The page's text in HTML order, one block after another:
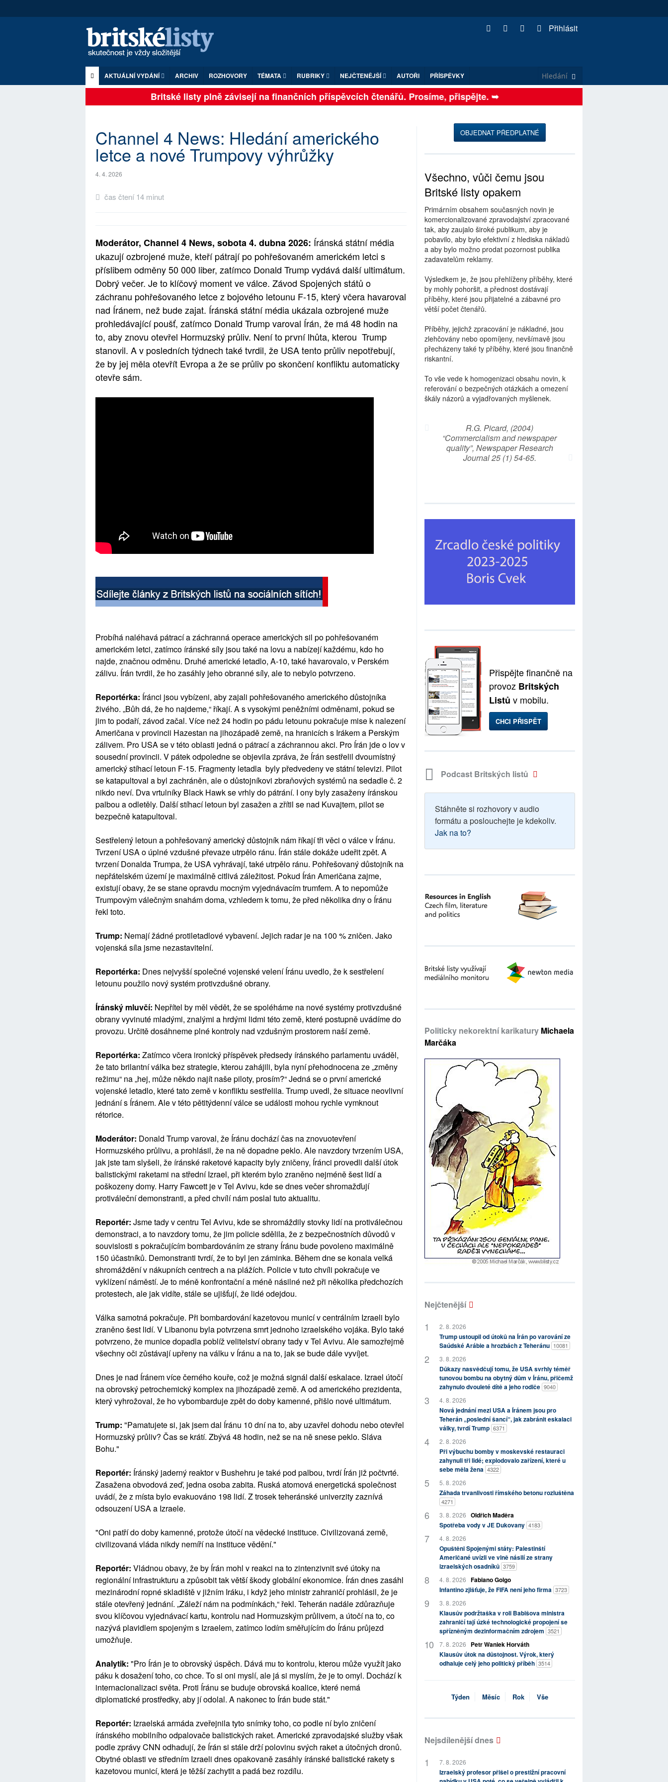
Přihlásit
AKTUÁLNÍ VYDÁNÍ ARCHIV ROZHOVORY TÉMATA RUBRIKY NEJČTENĚJŠÍ AUTOŘI PŘÍSPĚVKY
Britské listy plně závisejí na finančních příspěvcích čtenářů. Prosíme, přispějte. ➥
Channel 4 News: Hledání amerického
letce a nové Trumpovy výhrůžky
4. 4. 2026
čas čtení 14 minut
Moderátor, Channel 4 News, sobota 4. dubna 2026: Íránská státní média
ukazují ozbrojené muže, kteří pátrají po pohřešovaném americkém letci s
příslibem odměny 50 000 liber, zatímco Donald Trump vydává další ultimátum.
Dobrý večer. Je to klíčový moment ve válce. Závod Spojených států o
záchranu pohřešovaného letce z bojového letounu F-15, který včera havaroval
nad Íránem, než bude zajat. Íránská státní média ukázala ozbrojené muže
prohledávající poušť, zatímco Donald Trump varoval Írán, že má 48 hodin na
to, aby znovu otevřel Hormuzský průliv. Není to první lhůta, kterou Trump
stanovil. A v posledních týdnech také tvrdil, že USA tento průliv nepotřebují,
že by jej měla otevřít Evropa a že se průliv po skončení konfliktu automaticky
otevře sám.
Probíhá naléhavá pátrací a záchranná operace amerických sil po pohřešovaném
americkém letci, zatímco íránské síly jsou také na lovu a nabízejí každému, kdo ho
najde, značnou odměnu. Druhé americké letadlo, A-10, také havarovalo, v Perském
zálivu. Írán tvrdil, že ho zasáhly jeho obranné síly, ale to nebylo potvrzeno.
Reportérka: Íránci jsou vybízeni, aby zajali pohřešovaného amerického důstojníka
živého. „Bůh dá, že ho najdeme,“ říkají. A s vysokými peněžními odměnami, pokud se
jim to podaří, závod začal. Více než 24 hodin po pádu letounu pokračuje mise k nalezení
Američana v provincii Hazestan na jihozápadě země, na hranicích s Irákem a Perským
zálivem. Pro USA se v této oblasti jedná o pátrací a záchrannou akci. Pro Írán jde o lov v
sousední provincii. V pátek odpoledne se objevila zpráva, že Írán sestřelil dvoumístný
americký stíhací letoun F-15. Fragmenty letadla byly předvedeny ve státní televizi. Pilot
se katapultoval a byl zachráněn, ale o důstojníkovi zbraňových systémů na sedadle č. 2
nikdo neví. Dva vrtulníky Black Hawk se vrhly do pátrání. I ony byly zasaženy íránskou
palbou a odletěly. Další stíhací letoun byl zasažen a zřítil se nad Kuvajtem, pilot se
bezpečně katapultoval.
Sestřelený letoun a pohřešovaný americký důstojník nám říkají tři věci o válce v Íránu.
Tvrzení USA o úplné vzdušné převaze utrpělo ránu. Írán stále dokáže udeřit zpět. A
tvrzení Donalda Trumpa, že USA vyhrávají, také utrpělo ránu. Pohřešovaný důstojník na
nepřátelském území je maximálně citlivá záležitost. Pokud Írán Američana zajme,
existují obavy, že se stane opravdu mocným vyjednávacím trumfem. A to nepomůže
Trumpovým válečným snahám doma, vzhledem k tomu, že před několika dny o Íránu
řekl toto.
Trump: Nemají žádné protiletadlové vybavení. Jejich radar je na 100 % zničen. Jako
vojenská síla jsme nezastavitelní.
Reportérka: Dnes nejvyšší společné vojenské velení Íránu uvedlo, že k sestřelení
letounu použilo nový systém protivzdušné obrany.
Íránský mluvčí: Nepřítel by měl vědět, že se spoléháme na nové systémy protivzdušné
obrany vyvinuté mladými, znalými a hrdými lidmi této země, které postupně uvádíme do
provozu. Určitě dosáhneme plné kontroly nad vzdušným prostorem naší země.
Reportérka: Zatímco včera ironický příspěvek předsedy íránského parlamentu uváděl,
že tato brilantní válka bez strategie, kterou zahájili, byla nyní přehodnocena ze „změny
režimu“ na „hej, může někdo najít naše piloty, prosím?“ Jedná se o první americké
vojenské letadlo, které tato země v konfliktu sestřelila. Trump uvedl, že situace neovlivní
jednání s Íránem. Ale v této pětitýdenní válce se události mohou rychle vymknout
rétorice.
Moderátor: Donald Trump varoval, že Íránu dochází čas na znovuotevření
Hormuzského průlivu, a prohlásil, že na ně dopadne peklo. Ale navzdory tvrzením USA,
jak jste tam slyšeli, že íránské raketové kapacity byly zničeny, Íránci provedli další útok
balistickými raketami na střední Izrael, při kterém bylo zraněno nejméně šest lidí a
poškozeny domy. Harry Fawcett je v Tel Avivu, kde se dnes večer shromažďují
protiváleční demonstranti, a před chvílí nám poslal tuto aktualitu.
Reportér: Jsme tady v centru Tel Avivu, kde se shromáždily stovky lidí na protiválečnou
demonstraci, a to navzdory tomu, že jim policie sdělila, že z bezpečnostních důvodů v
souvislosti s pokračujícím bombardováním ze strany Íránu bude povoleno maximálně
150 účastníků. Demonstranti tvrdí, že to byl jen záminka. Během dne se konala velká
shromáždění v nákupních centrech a na plážích. Policie v tuto chvíli pokračuje ve
vyklízení náměstí. Je to méně konfrontační a méně násilné než při několika předchozích
protestech, ale jak vidíte, stále se ujišťují, že lidé odejdou.
Válka samotná pokračuje. Při bombardování kazetovou municí v centrálním Izraeli bylo
zraněno šest lidí. V Libanonu byla potvrzena smrt jednoho izraelského vojáka. Bylo také
potvrzeno, že munice dopadla poblíž velitelství obrany tady v Tel Avivu. Ale samozřejmě
všechny oči zůstávají upřeny na válku v Íránu a na to, jak se bude dále vyvíjet.
Dnes je nad Íránem více černého kouře, což je možná signál další eskalace. Izrael útočí
na obrovský petrochemický komplex na jihozápadě země. A od amerického prezidenta,
který vyhrožoval, že ho vybombarduje zpět do doby kamenné, přišlo nové ultimátum.
Trump: "Pamatujete si, jak jsem dal Íránu 10 dní na to, aby uzavřel dohodu nebo otevřel
Hormuzský průliv? Čas se krátí. Zbývá 48 hodin, než se na ně snese peklo. Sláva
Bohu."
Reportér: Íránský jaderný reaktor v Bushehru je také pod palbou, tvrdí Írán již počtvrté.
Zasažena obvodová zeď, jedna osoba zabita. Ruská atomová energetická společnost
uvádí, že z místa bylo evakuováno 198 lidí. Z trosek teheránské univerzity zaznívá
odsouzení USA a Izraele.
"Oni patří do doby kamenné, protože útočí na vědecké instituce. Civilizovaná země,
civilizovaná vláda nikdy nemíří na instituce vědění."
Reportér: Vládnou obavy, že by Írán mohl v reakci na to zintenzivnit své útoky na
regionální infrastrukturu a způsobit tak větší škody globální ekonomice. Írán dnes zasáhl
mezinárodní ropné skladiště v jižním Iráku, i když jeho ministr zahraničí prohlásil, že je
stále otevřený jednání. „Záleží nám na podmínkách,“ řekl. Teherán nadále zdůrazňuje
svou klíčovou vyjednávací kartu, kontrolu nad Hormuzským průlivem, a útočí na to, co
nazývá plavidlem spojeným s Izraelem, zatímco lodím směřujícím do Íránu průjezd
umožňuje.
Analytik: "Pro Írán je to obrovský úspěch. Dává mu to kontrolu, kterou může využít jako
páku k dosažení toho, co chce. To si oni myslí, ale já si myslím, že je to omyl. Dochází k
internacionalizaci světa. Proti Íránu se buduje obrovská koalice, které nemá
diplomatické prostředky, aby jí odolal. A nakonec to Írán bude stát."
Reportér: Izraelská armáda zveřejnila tyto snímky toho, co podle ní bylo zničení
íránského mobilního odpalovače balistických raket. Americké zpravodajské služby však
podle zprávy CNN odhadují, že Írán si stále drží polovinu svých raket a útočných dronů.
Obytné oblasti ve středním Izraeli dnes opakovaně zasáhly íránské balistické rakety s
kazetovou municí, která je těžší zachytit a padá bez rozdílu.
OBJEDNAT PŘEDPLATNÉ
Všechno, vůči čemu jsou
Britské listy opakem
Primárním obsahem současných novin je
komercionalizované zpravodajství zpracované
tak, aby zaujalo široké publikum, aby je
pobavilo, aby bylo efektivní z hlediska nákladů
a aby bylo možno prodat pozornost publika
zadavatelům reklamy.
Výsledkem je, že jsou přehlíženy příběhy, které
by mohly pohoršit, a přednost dostávají
příběhy, které jsou přijatelné a zábavné pro
větší počet čtenářů.
Příběhy, jejichž zpracování je nákladné, jsou
zlehčovány nebo opomíjeny, nevšímavě jsou
přecházeny také ty příběhy, které jsou finančně
riskantní.
To vše vede k homogenizaci obsahu novin, k
referování o bezpečných otázkách a omezení
škály názorů a vyjadřovaných myšlenek.
R.G. Picard, (2004)
“Commercialism and newspaper
quality”, Newspaper Research
Journal 25 (1) 54-65.
Přispějte finančně na
provoz Britských
Listů v mobilu.
CHCI PŘISPĚT
Podcast Britských listů
Stáhněte si rozhovory v audio
formátu a poslouchejte je kdekoliv.
Jak na to?
Politicky nekorektní karikatury Michaela
Marčáka
Nejčtenější
2. 8. 2026
Trump ustoupil od útoků na Írán po varování ze
Saúdské Arábie a hrozbách z Teheránu 10081
3. 8. 2026
Důkazy nasvědčují tomu, že USA svrhly téměř
tunovou bombu na obytný dům v Íránu, přičemž
zahynulo dvouleté dítě a jeho rodiče 9040
4. 8. 2026
Nová jednání mezi USA a Íránem jsou pro
Teherán „poslední šancí“, jak zabránit eskalaci
války, tvrdí Trump 6371
2. 8. 2026
Při výbuchu bomby v moskevské restauraci
zahynuli tři lidé; explodovalo zařízení, které u
sebe měla žena 4322
5. 8. 2026
Záhada trvanlivosti římského betonu rozluštěna
4271
3. 8. 2026 Oldřich Maděra
Spotřeba vody v JE Dukovany 4183
4. 8. 2026
Opuštěni Spojenými státy: Palestinští
Američané uvízli ve vlně násilí ze strany
izraelských osadníků 3759
4. 8. 2026 Fabiano Golgo
Infantino zjišťuje, že FIFA není jeho firma 3723
3. 8. 2026
Klausův podržtaška v roli Babišova ministra
zahraničí tají úzké technologické propojení se
spřízněným dezinformačním zdrojem 3521
7. 8. 2026
Petr Waniek Horváth
Klausův útok na důstojnost. Výrok, který
odhaluje celý jeho politický příběh 3514
Týden Měsíc Rok Vše
Nejsdílenější dnes
7. 8. 2026
Izraelský profesor přišel o prestižní pracovní